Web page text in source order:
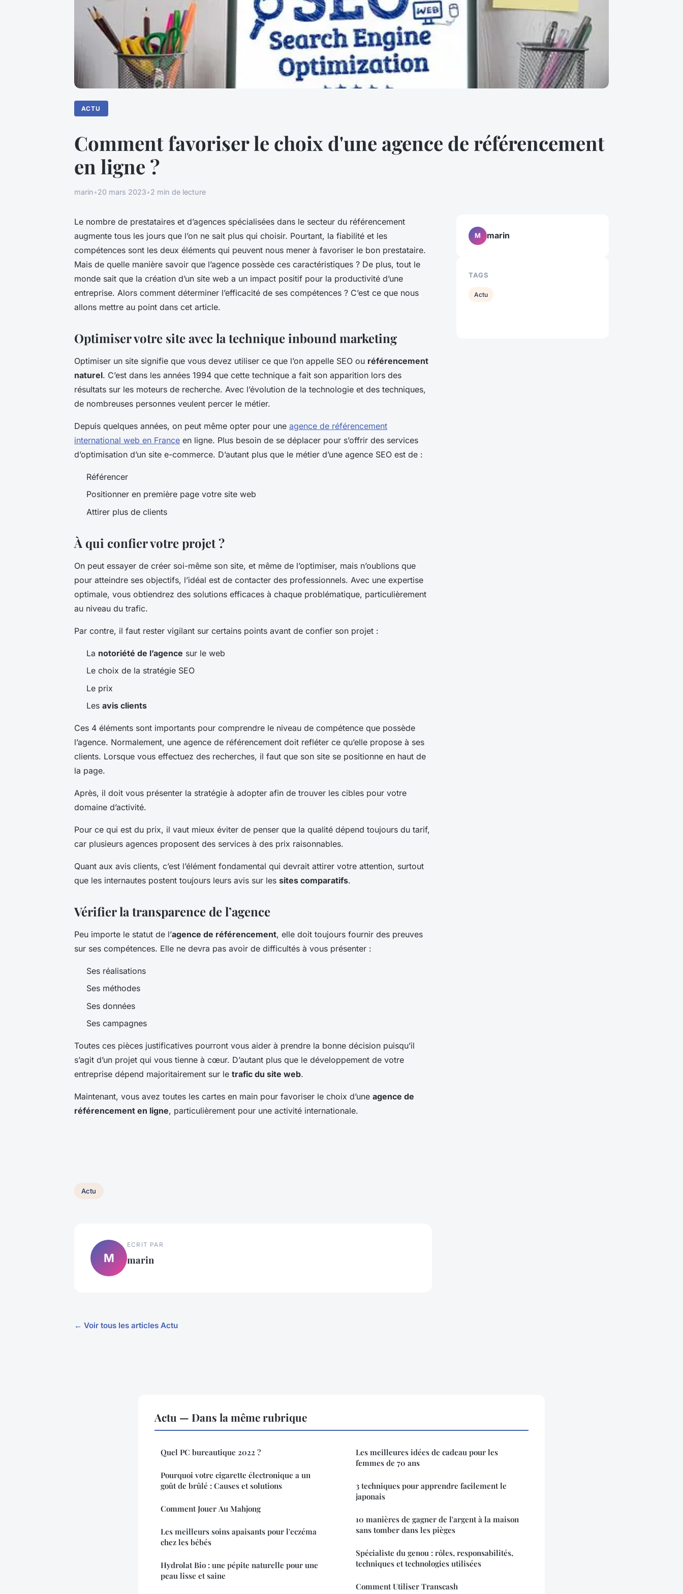
ACTU
Comment favoriser le choix d'une agence de référencement
en ligne ?
marin•20 mars 2023•2 min de lecture
Le nombre de prestataires et d’agences spécialisées dans le secteur du référencement
augmente tous les jours que l’on ne sait plus qui choisir. Pourtant, la fiabilité et les
compétences sont les deux éléments qui peuvent nous mener à favoriser le bon prestataire.
Mais de quelle manière savoir que l’agence possède ces caractéristiques ? De plus, tout le
monde sait que la création d’un site web a un impact positif pour la productivité d’une
entreprise. Alors comment déterminer l’efficacité de ses compétences ? C’est ce que nous
allons mettre au point dans cet article.
Optimiser votre site avec la technique inbound marketing
Optimiser un site signifie que vous devez utiliser ce que l’on appelle SEO ou référencement
naturel. C’est dans les années 1994 que cette technique a fait son apparition lors des
résultats sur les moteurs de recherche. Avec l’évolution de la technologie et des techniques,
de nombreuses personnes veulent percer le métier.
Depuis quelques années, on peut même opter pour une agence de référencement
international web en France en ligne. Plus besoin de se déplacer pour s’offrir des services
d’optimisation d’un site e-commerce. D’autant plus que le métier d’une agence SEO est de :
Référencer
Positionner en première page votre site web
Attirer plus de clients
À qui confier votre projet ?
On peut essayer de créer soi-même son site, et même de l’optimiser, mais n’oublions que
pour atteindre ses objectifs, l’idéal est de contacter des professionnels. Avec une expertise
optimale, vous obtiendrez des solutions efficaces à chaque problématique, particulièrement
au niveau du trafic.
Par contre, il faut rester vigilant sur certains points avant de confier son projet :
La notoriété de l’agence sur le web
Le choix de la stratégie SEO
Le prix
Les avis clients
Ces 4 éléments sont importants pour comprendre le niveau de compétence que possède
l’agence. Normalement, une agence de référencement doit refléter ce qu’elle propose à ses
clients. Lorsque vous effectuez des recherches, il faut que son site se positionne en haut de
la page.
Après, il doit vous présenter la stratégie à adopter afin de trouver les cibles pour votre
domaine d’activité.
Pour ce qui est du prix, il vaut mieux éviter de penser que la qualité dépend toujours du tarif,
car plusieurs agences proposent des services à des prix raisonnables.
Quant aux avis clients, c’est l’élément fondamental qui devrait attirer votre attention, surtout
que les internautes postent toujours leurs avis sur les sites comparatifs.
Vérifier la transparence de l’agence
Peu importe le statut de l’agence de référencement, elle doit toujours fournir des preuves
sur ses compétences. Elle ne devra pas avoir de difficultés à vous présenter :
Ses réalisations
Ses méthodes
Ses données
Ses campagnes
Toutes ces pièces justificatives pourront vous aider à prendre la bonne décision puisqu’il
s’agit d’un projet qui vous tienne à cœur. D’autant plus que le développement de votre
entreprise dépend majoritairement sur le trafic du site web.
Maintenant, vous avez toutes les cartes en main pour favoriser le choix d’une agence de
référencement en ligne, particulièrement pour une activité internationale.
Actu
M
ECRIT PAR
marin
← Voir tous les articles Actu
M marin
TAGS
Actu
Actu — Dans la même rubrique
Quel PC bureautique 2022 ?
Pourquoi votre cigarette électronique a un
goût de brûlé : Causes et solutions
Comment Jouer Au Mahjong
Les meilleurs soins apaisants pour l'eczéma
chez les bébés
Hydrolat Bio : une pépite naturelle pour une
peau lisse et saine
Les meilleures idées de cadeau pour les
femmes de 70 ans
3 techniques pour apprendre facilement le
japonais
10 manières de gagner de l'argent à la maison
sans tomber dans les pièges
Spécialiste du genou : rôles, responsabilités,
techniques et technologies utilisées
Comment Utiliser Transcash